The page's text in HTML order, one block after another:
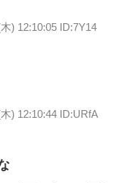
) 12:10:05 ID:7Y14
) 12:10:44 ID:URfA